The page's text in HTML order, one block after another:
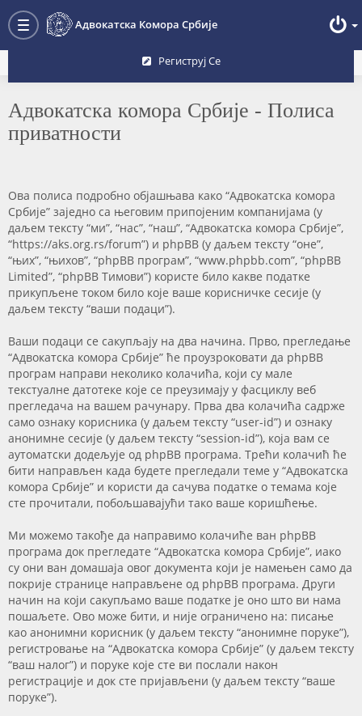
Toggle
Адвокатска Комора Србије
Преглед форума
Региструј Се
Адвокатска комора Србије - Полиса
приватности
Ова полиса подробно објашњава како “Адвокатска комора
Србије” заједно са његовим припојеним компанијама (у
даљем тексту “ми”, “нас”, “наш”, “Адвокатска комора Србије”,
“https://aks.org.rs/forum”) и phpBB (у даљем тексту “оне”,
“њих”, “њихов”, “phpBB програм”, “www.phpbb.com”, “phpBB
Limited”, “phpBB Тимови”) користе било какве податке
прикупљене током било које ваше корисничке сесије (у
даљем тексту “ваши подаци”).
Ваши подаци се сакупљају на два начина. Прво, прегледање
“Адвокатска комора Србије” ће проузроковати да phpBB
програм направи неколико колачића, који су мале
текстуалне датотеке које се преузимају у фасциклу веб
прегледача на вашем рачунару. Прва два колачића садрже
само ознаку корисника (у даљем тексту “user-id”) и ознаку
анонимне сесије (у даљем тексту “session-id”), која вам се
аутоматски додељује од phpBB програма. Трећи колачић ће
бити направљен када будете прегледали теме у “Адвокатска
комора Србије” и користи да сачува податке о темама које
сте прочитали, побољшавајући тако ваше коришћење.
Ми можемо такође да направимо колачиће ван phpBB
програма док прегледате “Адвокатска комора Србије”, иако
су они ван домашаја овог документа који је намењен само да
покрије странице направљене од phpBB програма. Други
начин на који сакупљамо ваше податке је оно што ви нама
пошаљете. Ово може бити, и није ограничено на: писање
као анонимни корисник (у даљем тексту “анонимне поруке”),
регистровање на “Адвокатска комора Србије” (у даљем тексту
“ваш налог”) и поруке које сте ви послали након
регистрације и док сте пријављени (у даљем тексту “ваше
поруке”).